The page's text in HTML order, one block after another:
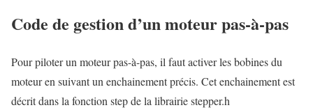
Code de gestion d’un moteur pas-à-pas
Pour piloter un moteur pas-à-pas, il faut activer les bobines du
moteur en suivant un enchainement précis. Cet enchainement est
décrit dans la fonction step de la librairie stepper.h